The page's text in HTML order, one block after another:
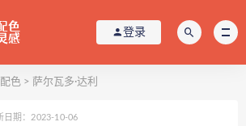
登录
色 > 萨尔瓦多·达利
日期：2023-10-06